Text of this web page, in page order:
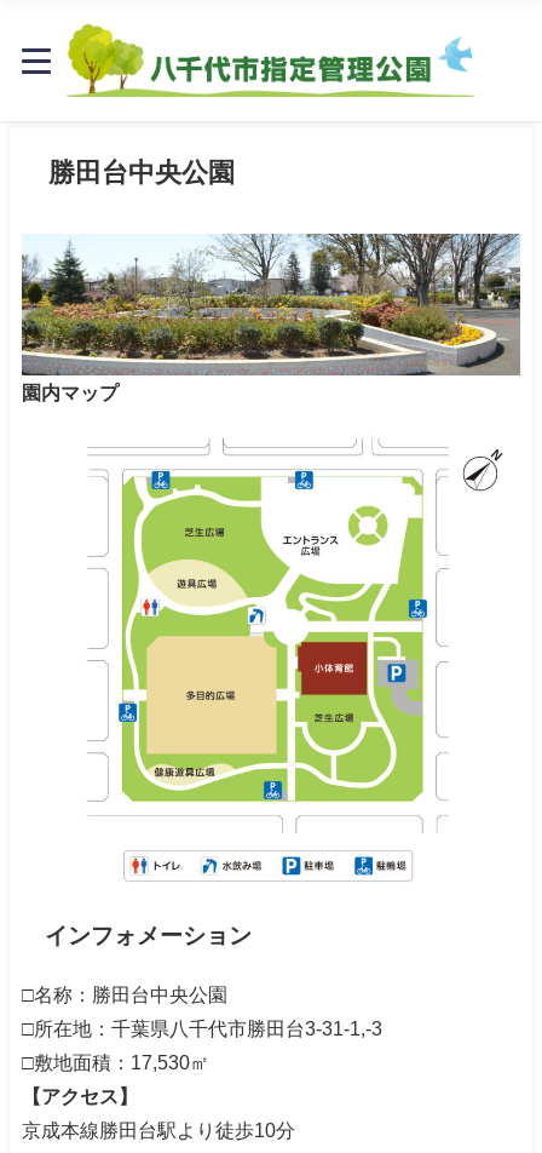
勝田台中央公園
園内マップ
インフォメーション
□名称：勝田台中央公園
□所在地：千葉県八千代市勝田台3-31-1,-3
□敷地面積：17,530㎡
【アクセス】
京成本線勝田台駅より徒歩10分